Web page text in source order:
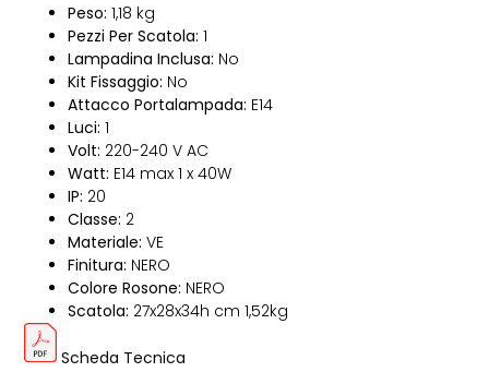
Peso: 1,18 kg
Pezzi Per Scatola: 1
Lampadina Inclusa: No
Kit Fissaggio: No
Attacco Portalampada: E14
Luci: 1
Volt: 220-240 V AC
Watt: E14 max 1 x 40W
IP: 20
Classe: 2
Materiale: VE
Finitura: NERO
Colore Rosone: NERO
Scatola: 27x28x34h cm 1,52kg
Scheda Tecnica